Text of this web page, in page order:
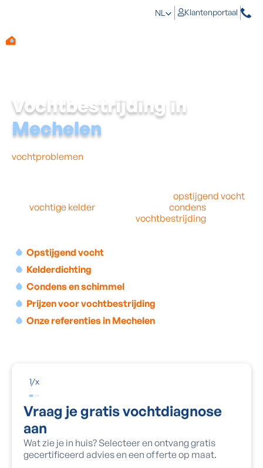
NL Klantenportaal
Vochtbestrijding in
Mechelen
vochtproblemen
opstijgend vocht
vochtige kelder condens
vochtbestrijding
Opstijgend vocht
Kelderdichting
Condens en schimmel
Prijzen voor vochtbestrijding
Onze referenties in Mechelen
1/x
Vraag je gratis vochtdiagnose
aan
Wat zie je in huis? Selecteer en ontvang gratis
gecertificeerd advies en een offerte op maat.